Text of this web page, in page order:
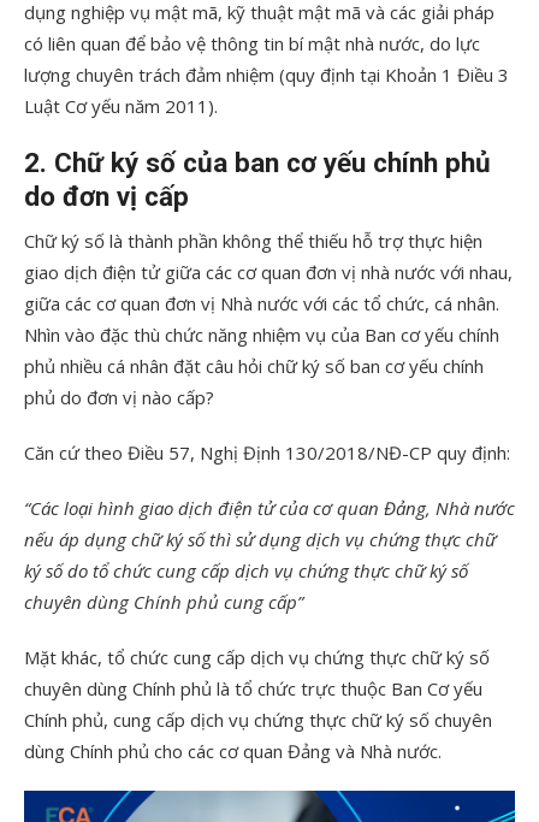
dụng nghiệp vụ mật mã, kỹ thuật mật mã và các giải pháp
có liên quan để bảo vệ thông tin bí mật nhà nước, do lực
lượng chuyên trách đảm nhiệm (quy định tại Khoản 1 Điều 3
Luật Cơ yếu năm 2011).
2. Chữ ký số của ban cơ yếu chính phủ
do đơn vị cấp
Chữ ký số là thành phần không thể thiếu hỗ trợ thực hiện
giao dịch điện tử giữa các cơ quan đơn vị nhà nước với nhau,
giữa các cơ quan đơn vị Nhà nước với các tổ chức, cá nhân.
Nhìn vào đặc thù chức năng nhiệm vụ của Ban cơ yếu chính
phủ nhiều cá nhân đặt câu hỏi chữ ký số ban cơ yếu chính
phủ do đơn vị nào cấp?
Căn cứ theo Điều 57, Nghị Định 130/2018/NĐ-CP quy định:
“Các loại hình giao dịch điện tử của cơ quan Đảng, Nhà nước
nếu áp dụng chữ ký số thì sử dụng dịch vụ chứng thực chữ
ký số do tổ chức cung cấp dịch vụ chứng thực chữ ký số
chuyên dùng Chính phủ cung cấp”
Mặt khác, tổ chức cung cấp dịch vụ chứng thực chữ ký số
chuyên dùng Chính phủ là tổ chức trực thuộc Ban Cơ yếu
Chính phủ, cung cấp dịch vụ chứng thực chữ ký số chuyên
dùng Chính phủ cho các cơ quan Đảng và Nhà nước.